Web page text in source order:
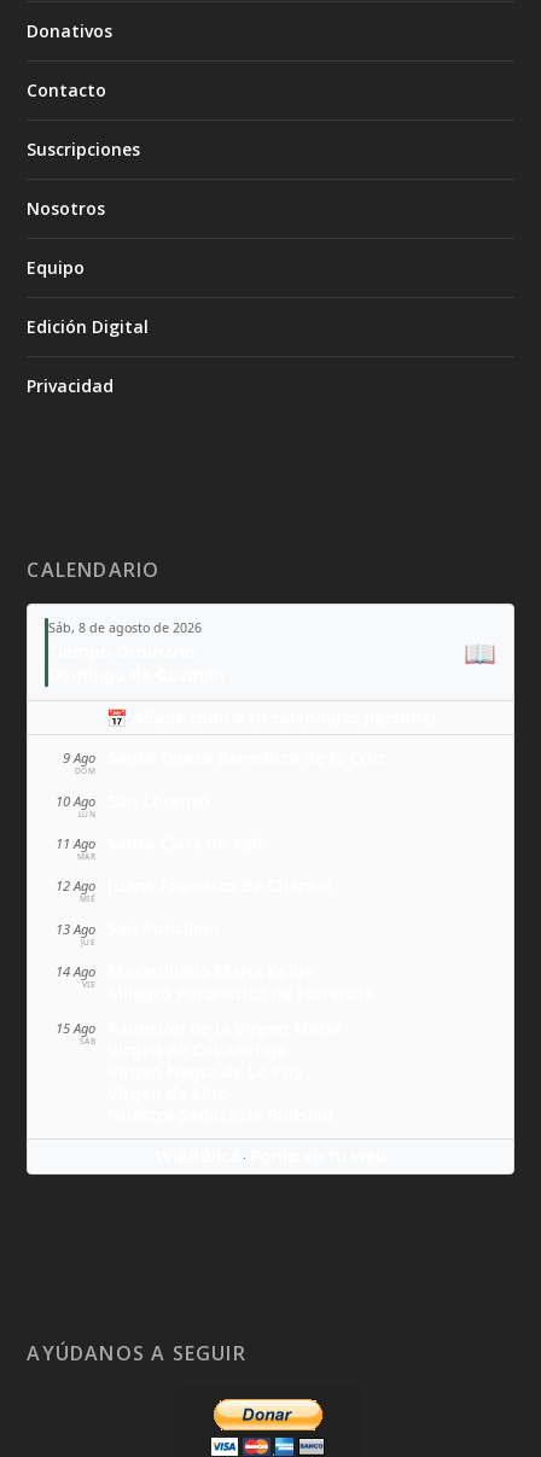
Donativos
Contacto
Suscripciones
Nosotros
Equipo
Edición Digital
Privacidad
CALENDARIO
Sáb, 8 de agosto de 2026
📖
📅 Añade todo a tu calendario personal
9 Ago
DOM
10 Ago
LUN
11 Ago
MAR
12 Ago
MIÉ
13 Ago
JUE
14 Ago
VIE
15 Ago
SÁB
·
AYÚDANOS A SEGUIR